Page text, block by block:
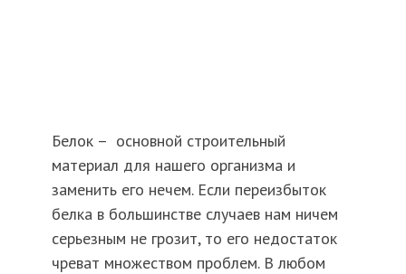
Белок – основной строительный
материал для нашего организма и
заменить его нечем. Если переизбыток
белка в большинстве случаев нам ничем
серьезным не грозит, то его недостаток
чреват множеством проблем. В любом